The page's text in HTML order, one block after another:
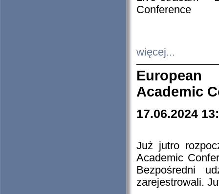
Conference
więcej...
European
Academic
17.06.2024
Już jutro
Academic
Bezpośredni
zarejestrowali.